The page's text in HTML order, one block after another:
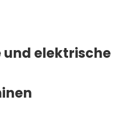
elektrische